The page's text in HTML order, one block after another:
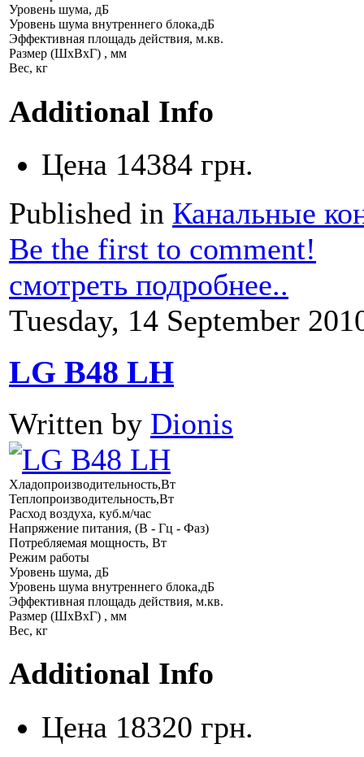
Уровень шума, дБ
Уровень шума внутреннего блока,дБ
Эффективная площадь действия, м.кв.
Размер (ШхВхГ) , мм
Вес, кг
Additional Info
Цена 14384 грн.
Published in Канальные
Be the first to comment!
смотреть подробнее..
Tuesday, 14 September
LG B48 LH
Written by Dionis
Хладопроизводительность,Вт
Теплопроизводительность,Вт
Расход воздуха, куб.м/час
Напряжение питания, (В - Гц - Фаз)
Потребляемая мощность, Вт
Режим работы
Уровень шума, дБ
Уровень шума внутреннего блока,дБ
Эффективная площадь действия, м.кв.
Размер (ШхВхГ) , мм
Вес, кг
Additional Info
Цена 18320 грн.